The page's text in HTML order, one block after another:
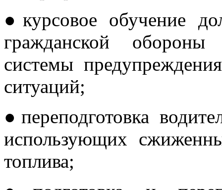
●курсовое обучение
гражданской
системы
ситуаций;
●переподготовка
использующих
топлива;